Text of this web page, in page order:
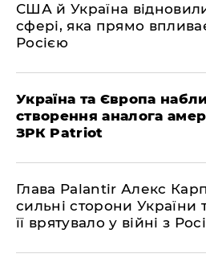
США й Україна
сфері, яка прямо
Росією
Україна та Європа
створення аналога
ЗРК Patriot
Глава Palantir Алекс
сильні сторони України
її врятувало у війні з